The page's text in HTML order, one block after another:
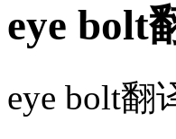
eye bolt
eye bolt翻